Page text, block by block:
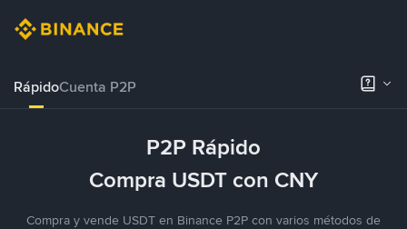
RápidoCuenta P2P
P2P Rápido
Compra USDT con CNY
Compra y vende USDT en Binance P2P con varios métodos de